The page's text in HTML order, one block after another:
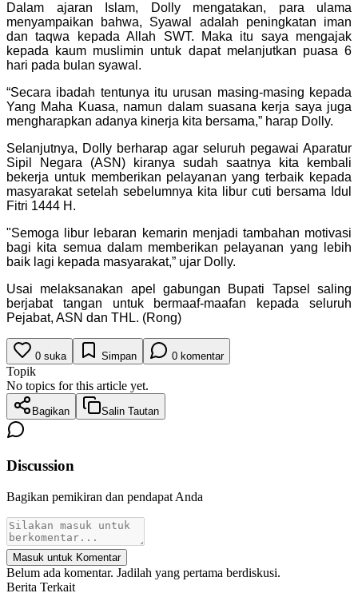
Dalam ajaran Islam, Dolly mengatakan, para ulama
menyampaikan bahwa, Syawal adalah peningkatan iman
dan taqwa kepada Allah SWT. Maka itu saya mengajak
kepada kaum muslimin untuk dapat melanjutkan puasa 6
hari pada bulan syawal.
“Secara ibadah tentunya itu urusan masing-masing kepada
Yang Maha Kuasa, namun dalam suasana kerja saya juga
mengharapkan adanya kinerja kita bersama,” harap Dolly.
Selanjutnya, Dolly berharap agar seluruh pegawai Aparatur
Sipil Negara (ASN) kiranya sudah saatnya kita kembali
bekerja untuk memberikan pelayanan yang terbaik kepada
masyarakat setelah sebelumnya kita libur cuti bersama Idul
Fitri 1444 H.
"Semoga libur lebaran kemarin menjadi tambahan motivasi
bagi kita semua dalam memberikan pelayanan yang lebih
baik lagi kepada masyarakat,” ujar Dolly.
Usai melaksanakan apel gabungan Bupati Tapsel saling
berjabat tangan untuk bermaaf-maafan kepada seluruh
Pejabat, ASN dan THL. (Rong)
0 suka Simpan 0 komentar
Topik
No topics for this article yet.
Bagikan Salin Tautan
Discussion
Bagikan pemikiran dan pendapat Anda
Masuk untuk Komentar
Belum ada komentar. Jadilah yang pertama berdiskusi.
Berita Terkait